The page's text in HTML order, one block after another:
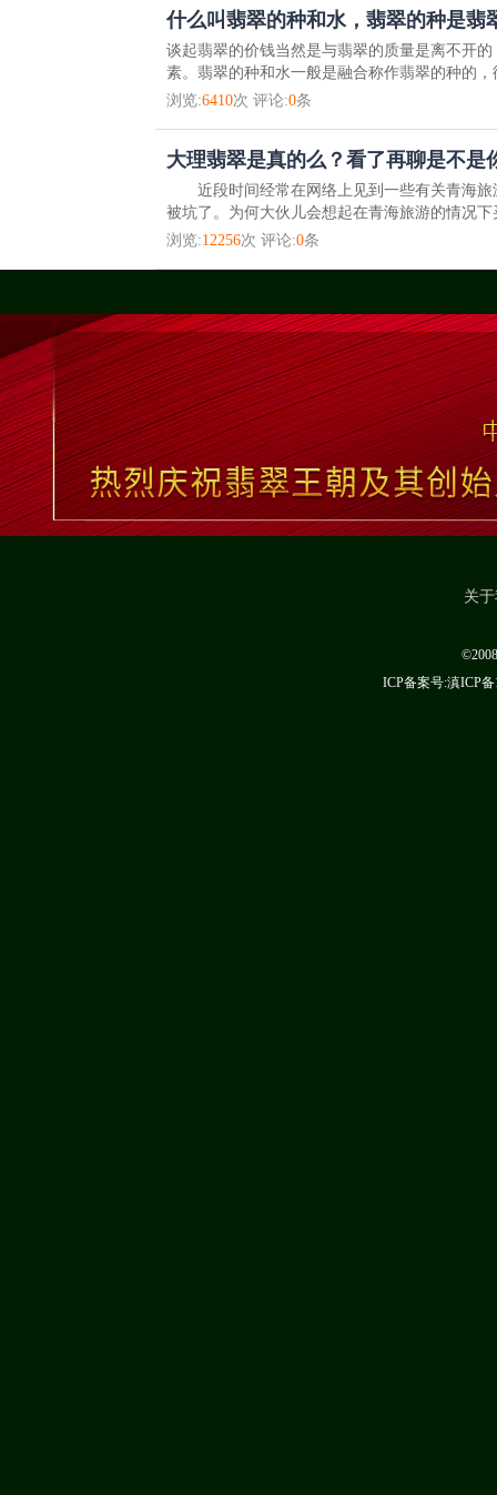
什么叫翡翠的种和水，翡翠的种是翡
谈起翡翠的价钱当然是与翡翠的质量是离不开
素。翡翠的种和水一般是融合称作翡翠的种的
浏览:6410次 评论:0条
大理翡翠是真的么？看了再聊是不是
近段时间经常在网络上见到一些有关青海旅
被坑了。为何大伙儿会想起在青海旅游的情况
浏览:12256次 评论:0条
关
ICP备案号:滇ICP备